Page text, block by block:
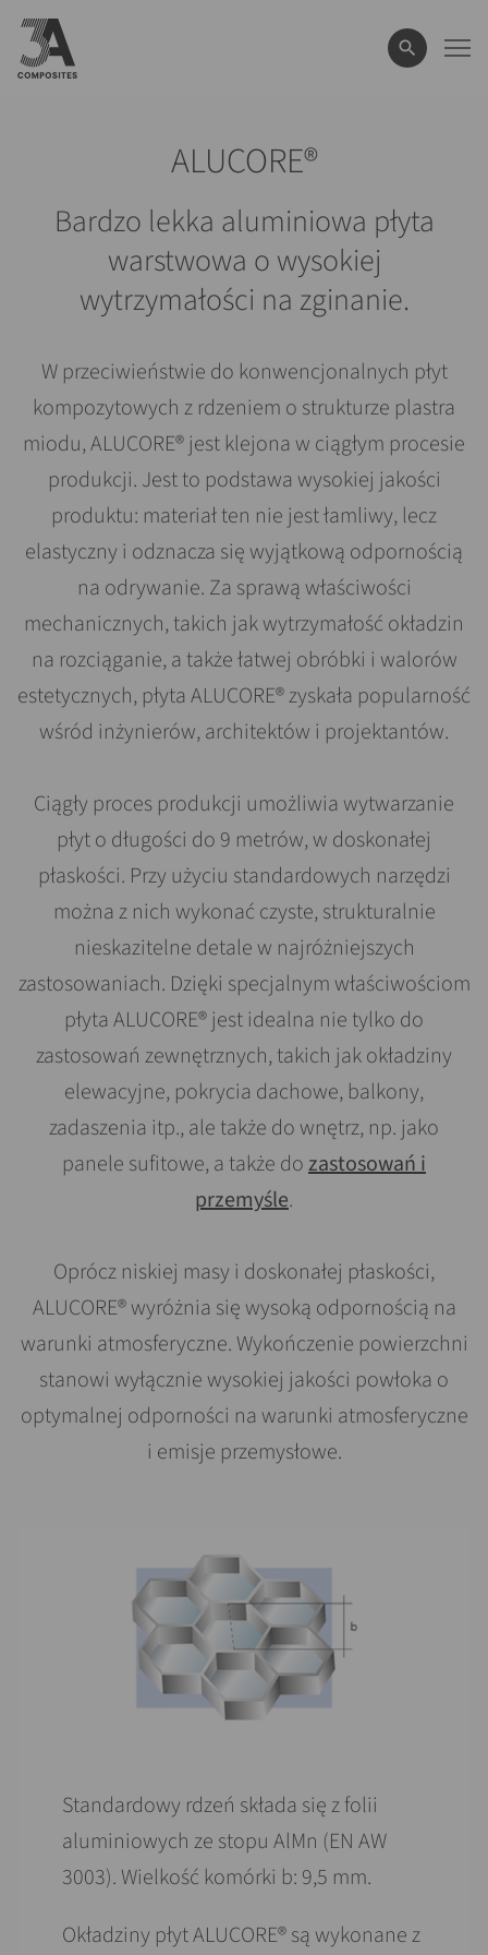
wyszukiwane
hasło
ALUCORE®
Bardzo lekka aluminiowa płyta
warstwowa o wysokiej
wytrzymałości na zginanie.
W przeciwieństwie do konwencjonalnych płyt
kompozytowych z rdzeniem o strukturze plastra
miodu, ALUCORE® jest klejona w ciągłym procesie
produkcji. Jest to podstawa wysokiej jakości
produktu: materiał ten nie jest łamliwy, lecz
elastyczny i odznacza się wyjątkową odpornością
na odrywanie. Za sprawą właściwości
mechanicznych, takich jak wytrzymałość okładzin
na rozciąganie, a także łatwej obróbki i walorów
estetycznych, płyta ALUCORE® zyskała popularność
wśród inżynierów, architektów i projektantów.
Ciągły proces produkcji umożliwia wytwarzanie
płyt o długości do 9 metrów, w doskonałej
płaskości. Przy użyciu standardowych narzędzi
można z nich wykonać czyste, strukturalnie
nieskazitelne detale w najróżniejszych
zastosowaniach. Dzięki specjalnym właściwościom
płyta ALUCORE® jest idealna nie tylko do
zastosowań zewnętrznych, takich jak okładziny
elewacyjne, pokrycia dachowe, balkony,
zadaszenia itp., ale także do wnętrz, np. jako
panele sufitowe, a także dozastosowań i
przemyśle.
Oprócz niskiej masy i doskonałej płaskości,
ALUCORE® wyróżnia się wysoką odpornością na
warunki atmosferyczne. Wykończenie powierzchni
stanowi wyłącznie wysokiej jakości powłoka o
optymalnej odporności na warunki atmosferyczne
i emisje przemysłowe.
Standardowy rdzeń składa się z folii
aluminiowych ze stopu AlMn (EN AW
3003). Wielkość komórki b: 9,5 mm.
Okładziny płyt ALUCORE® są wykonane z